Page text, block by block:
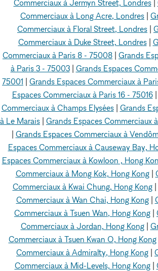
Commerciaux à Jermyn Street, Londres|
Commerciaux à Long Acre, Londres |
Commerciaux à Floral Street, Londres |
Commerciaux à Duke Street, Londres|
Commerciaux à Paris 8 - 75008 | Grands
à Paris 3 - 75003| Grands Espaces
75001 | Grands Espaces Commerciaux à
Espaces Commerciaux à Paris 16 - 75016|
Commerciaux à Champs Elysées| Grands
à Le Marais | Grands Espaces Commerciaux
| Grands Espaces Commerciaux à
Espaces Commerciaux à Causeway Bay,
Espaces Commerciaux à Kowloon , Hong
Commerciaux à Mong Kok, Hong Kong|
Commerciaux à Kwai Chung, Hong Kong|
Commerciaux à Wan Chai, Hong Kong|
Commerciaux à Tsuen Wan, Hong Kong |
Commerciaux à Jordan, Hong Kong|
Commerciaux à Tsuen Kwan O, Hong Kong
Commerciaux à Admiralty, Hong Kong |
Commerciaux à Mid-Levels, Hong Kong|